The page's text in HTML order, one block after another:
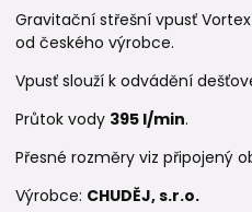
Gravitační střešní vpusť Vortex
od českého výrobce.
Vpusť slouží k odvádění
Průtok vody 395 l/min.
Přesné rozměry viz připojený
Výrobce: CHUDĚJ, s.r.o.